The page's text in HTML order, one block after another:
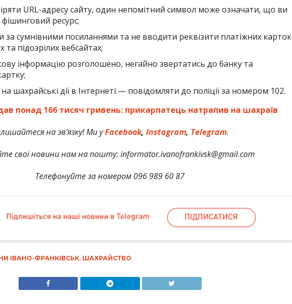
URL-адресу сайту, один непомітний символ може означати, що ви
ресурс;
за сумнівними посиланнями та не вводити реквізити платіжних карток
підозрілих вебсайтах;
інформацію розголошено, негайно звертатись до банку та
на шахрайські дії в Інтернеті — повідомляти до поліції за номером 102.
понад 166 тисяч гривень: прикарпатець натрапив на шахраїв
на зв’язку! Ми уFacebook, Instagram, Telegram.
свої новини нам на пошту: informator.ivanofrankivsk@gmail.com
Телефонуйте за номером 096 989 60 87
ІВАНО-ФРАНКІВСЬК, ШАХРАЙСТВО